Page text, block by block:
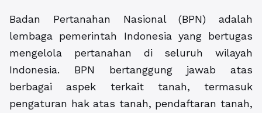
Badan Pertanahan Nasional (BPN) adalah
lembaga pemerintah Indonesia yang bertugas
mengelola pertanahan di seluruh wilayah
Indonesia. BPN bertanggung jawab atas
berbagai aspek terkait tanah, termasuk
pengaturan hak atas tanah, pendaftaran tanah,